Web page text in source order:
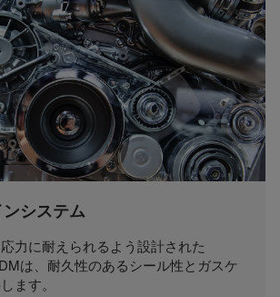
システム
力に耐えられるよう設計された
は、耐久性のあるシール性とガスケ
ます。